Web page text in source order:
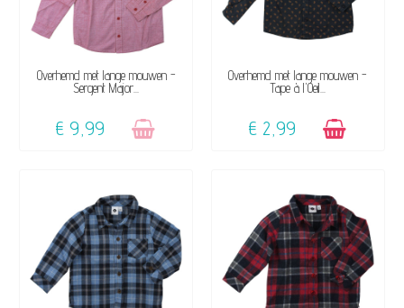
NIET OP VOORRAAD
Overhemd met lange mouwen -
Sergent Major...
€ 9,99
BESCHIKBAAR
Overhemd met lange mouwen -
Tape à l'Oeil...
€ 2,99